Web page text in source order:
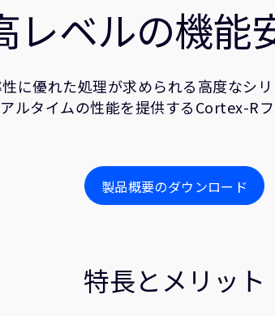
レベルの機能
に優れた処理が求められる高度なシ
ルタイムの性能を提供するCortex-R
製品概要のダウンロード
特長とメリット